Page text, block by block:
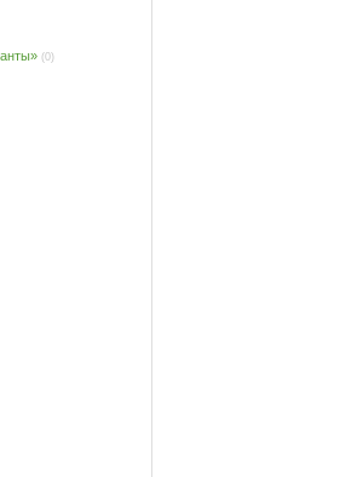
(0)